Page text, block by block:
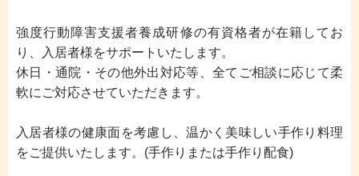
強度行動障害支援者養成研修の有資格者が在籍してお
り、入居者様をサポートいたします。
休日・通院・その他外出対応等、全てご相談に応じて柔
軟にご対応させていただきます。
入居者様の健康面を考慮し、温かく美味しい手作り料理
をご提供いたします。(手作りまたは手作り配食)